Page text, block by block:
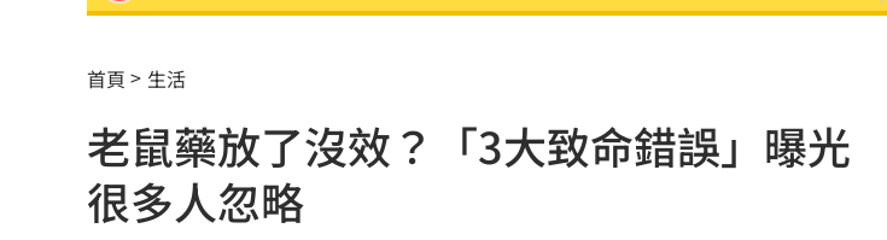
拖吊車「沒綁好」！ 百萬休旅重摔滑落
燈桿「孵蛋」路口影像直播紅鳩輪流護蛋 21:38
減碳行動開跑！台新新光金控淨零論壇登場
首頁 生活
老鼠藥放了沒效？「3大致命錯誤」曝
很多人忽略